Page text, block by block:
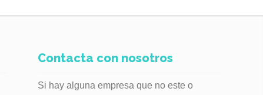
Contacta con nosotros
Si hay alguna empresa que no este o